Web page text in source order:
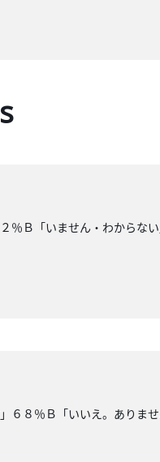
％Ｂ「いません・わからな
６８％Ｂ「いいえ。ありま